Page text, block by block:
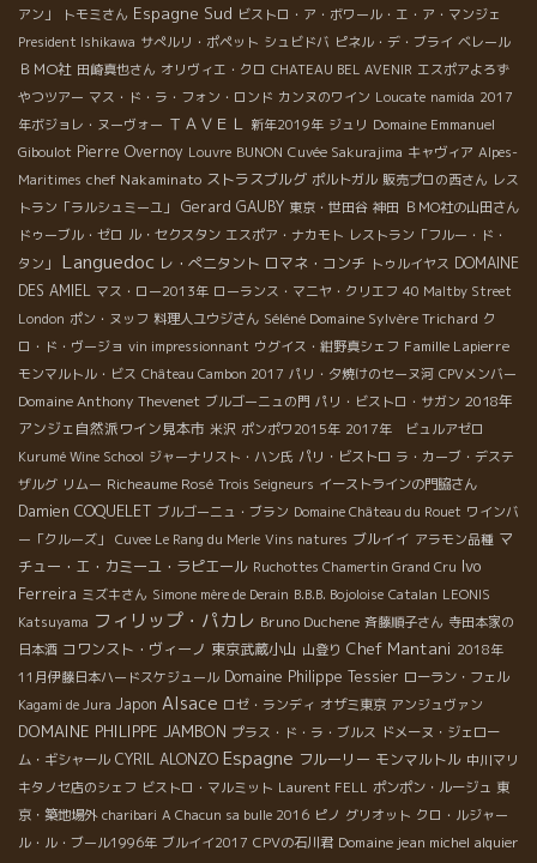
アン」
トモミさん Espagne Sud ビストロ・ア・ボワール・エ・ア・マンジェ
President Ishikawa サぺルリ・ポペット シュビドバ ピネル・デ・ブライ ベレール
ＢＭО社 田崎真也さん オリヴィエ・クロ CHATEAU BEL AVENIR エスポアよろず
やつツアー マス・ド・ラ・フォン・ロンド カンヌのワイン Loucate namida 2017
年ボジョレ・ヌーヴォー ＴＡＶＥＬ 新年2019年 ジュリ Domaine Emmanuel
Giboulot Pierre Overnoy Louvre BUNON Cuvée Sakurajima キャヴィア Alpes-
Maritimes chef Nakaminato ストラスブルグ ポルトガル 販売プロの西さん レス
トラン「ラルシュミーユ」
Gerard GAUBY 東京・世田谷 神田 ＢＭО社の山田さん
ドゥーブル・ゼロ ル・セクスタン エスポア・ナカモト レストラン「フルー・ド・
タン」
Languedoc レ・ぺニタント ロマネ・コンチ トゥルイヤス DOMAINE
DES AMIEL マス・ロー2013年 ローランス・マニヤ・クリエフ 40 Maltby Street
London ポン・ヌッフ 料理人ユウジさん Séléné Domaine Sylvère Trichard ク
ロ・ド・ヴージョ vin impressionnant ウグイス・紺野真シェフ Famille Lapierre
モンマルトル・ビス Château Cambon 2017 パリ・夕焼けのセーヌ河 CPVメンバー
Domaine Anthony Thevenet ブルゴーニュの門 パリ・ビストロ・サガン 2018年
アンジェ自然派ワイン見本市 米沢 ポンポワ2015年 2017年 ビュルアゼロ
Kurumé Wine School ジャーナリスト・ハン氏 パリ・ビストロ ラ・カーブ・デステ
ザルグ リムー Richeaume Rosé Trois Seigneurs イーストラインの門脇さん
Damien COQUELET ブルゴーニュ・ブラン Domaine Château du Rouet ワインバ
ー「クルーズ」
Cuvee Le Rang du Merle Vins natures ブルイイ アラモン品種 マ
チュー・エ・カミーユ・ラピエール Ruchottes Chamertin Grand Cru Ivo
Ferreira ミズキさん Simone mère de Derain B.B.B. Bojoloise Catalan LEONIS
Katsuyama フィリップ・パカレ Bruno Duchene 斉藤順子さん 寺田本家の
日本酒 コワンスト・ヴィーノ 東京武蔵小山 山登り Chef Mantani 2018年
11月伊藤日本ハードスケジュール Domaine Philippe Tessier ローラン・フェル
Kagami de Jura Japon Alsace ロゼ・ランディ オザミ東京 アンジュヴァン
DOMAINE PHILIPPE JAMBON プラス・ド・ラ・ブルス ドメーヌ・ジェロー
ム・ギシャール CYRIL ALONZO Espagne フルーリー モンマルトル 中川マリ
キタノセ店のシェフ ビストロ・マルミット Laurent FELL ポンポン・ルージュ 東
京・築地場外 charibari A Chacun sa bulle 2016 ピノ グリオット クロ・ルジャー
ル・ル・ブール1996年 ブルイイ2017 CPVの石川君 Domaine jean michel alquier